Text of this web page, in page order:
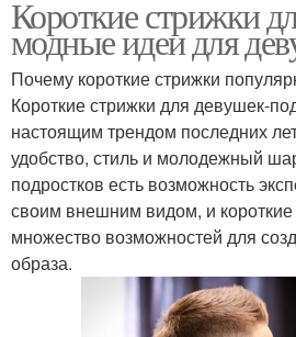
Короткие стрижки
модные идеи для
Почему короткие стрижки
Короткие стрижки для девушек-
настоящим трендом последних
удобство, стиль и молодежный
подростков есть возможность
своим внешним видом, и
множество возможностей для
образа.